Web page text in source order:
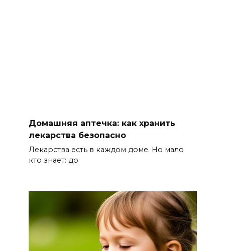
Домашняя аптечка: как хранить
лекарства безопасно
Лекарства есть в каждом доме. Но мало
кто знает: до